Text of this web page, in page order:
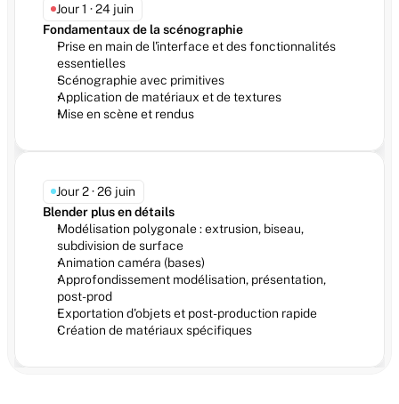
Jour 1 · 24 juin
Fondamentaux de la scénographie
Prise en main de l'interface et des fonctionnalités
essentielles
Scénographie avec primitives
Application de matériaux et de textures
Mise en scène et rendus
Jour 2 · 26 juin
Blender plus en détails
Modélisation polygonale : extrusion, biseau,
subdivision de surface
Animation caméra (bases)
Approfondissement modélisation, présentation,
post-prod
Exportation d'objets et post-production rapide
Création de matériaux spécifiques